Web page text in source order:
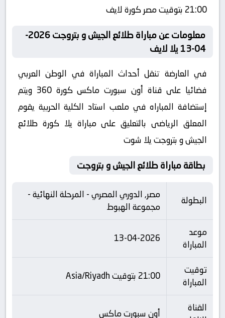
21:00 بتوقيت مصر كورة لايف
معلومات عن مباراة طلائع الجيش و بتروجت 2026-
04-13 يلا لايف
في العارضة تنقل أحداث المباراة في الوطن العربي
فضائيا على قناة أون سبورت ماكس كورة 360 ويتم
إستضافة المباراه في ملعب استاد الكلية الحربية يقوم
المعلق الرياضى بالتعليق على مباراة يلا كورة طلائع
الجيش و بتروجت يلا شوت
بطاقة مباراة طلائع الجيش و بتروجت
البطولة
مصر, الدوري المصري - المرحلة النهائية -
مجموعة الهبوط
موعد
المباراة
13-04-2026
توقيت
المباراة
21:00 بتوقيت Asia/Riyadh
القناة
أون سبورت ماكس